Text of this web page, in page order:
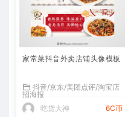
家常菜抖音外卖店铺头像模板
抖音/京东/美团点评/淘宝店
招海报
吃货大神
6C币